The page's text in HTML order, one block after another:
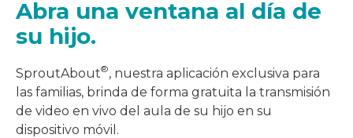
Abra una ventana al día de
su hijo.
SproutAbout®, nuestra aplicación exclusiva para
las familias, brinda de forma gratuita la transmisión
de video en vivo del aula de su hijo en su
dispositivo móvil.